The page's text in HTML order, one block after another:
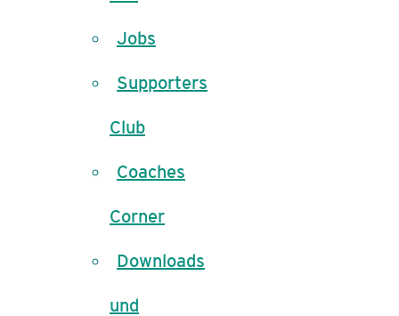
Jobs
Supporters
Club
Coaches
Corner
Downloads
und